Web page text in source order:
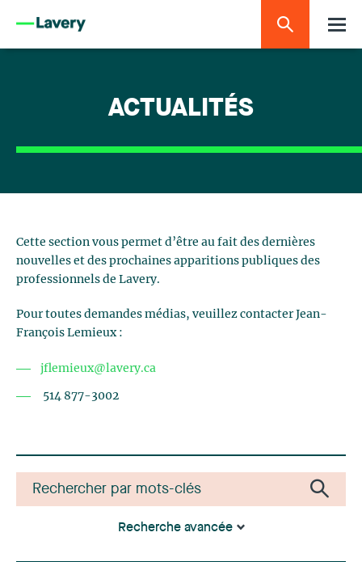
ACTUALITÉS
Cette section vous permet d’être au fait des dernières
nouvelles et des prochaines apparitions publiques des
professionnels de Lavery.
Pour toutes demandes médias, veuillez contacter Jean-
François Lemieux :
jflemieux@lavery.ca
514 877-3002
Recherche avancée